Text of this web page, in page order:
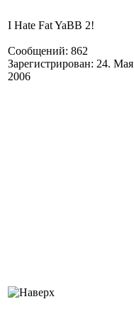
I Hate Fat YaBB 2!
Сообщений: 862
Зарегистрирован: 24. Мая
2006